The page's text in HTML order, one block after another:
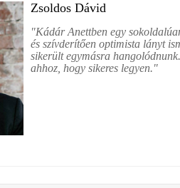
Zsoldos Dávid
"Kádár Anettben egy
és szívderítően optimista lányt
sikerült egymásra
ahhoz, hogy sikeres legyen."